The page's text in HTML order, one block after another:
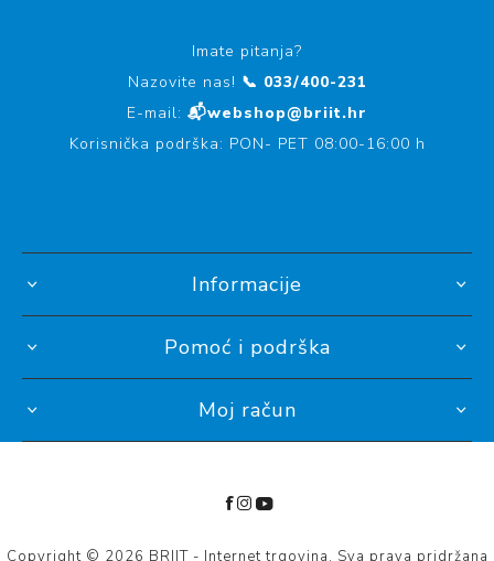
Imate pitanja?
Nazovite nas! 📞 033/400-231
E-mail: 📬webshop@briit.hr
Korisnička podrška: PON- PET 08:00-16:00 h
Informacije
Pomoć i podrška
Moj račun
Copyright © 2026 BRIIT - Internet trgovina. Sva prava pridržana